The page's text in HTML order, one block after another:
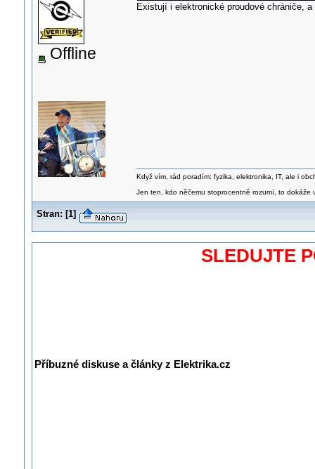
Offline
Existují i elektronické proudové chrániče,
Když vím, rád poradím: fyzika, elektronika, IT, ale i
Jen ten, kdo něčemu stoprocentně rozumí, to dokáže
Stran: [1]
SLEDUJTE
Příbuzné diskuse a články z Elektrika.cz